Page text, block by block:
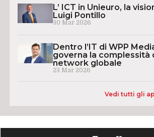
L’ ICT in Unieuro, la
Luigi Pontillo
30 Mar 2026
Dentro l’IT di WPP
governa la complessità
network globale
23 Mar 2026
Vedi tutti gli